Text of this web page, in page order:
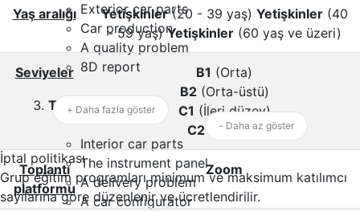
Exterior car parts
Car production
A quality problem
8D report
The interior
Interior car parts
The instrument panel
A delivery problem
A car configurator
Yaş aralığı Yetişkinler(20 - 39 yaş) Yetişkinler(40
- 59 yaş) Yetişkinler(60 yaş ve üzeri)
Seviyeler B1 (Orta)
B2(Orta-üstü)
C1 (İleri düzey)
C2(Uzman)
Toplantı
platformu
Zoom
+ Daha fazla göster
- Daha az göster
İptal politikası
Grup eğitim programları minimum ve maksimum katılımcı
sayılarına göre düzenlenir ve ücretlendirilir.